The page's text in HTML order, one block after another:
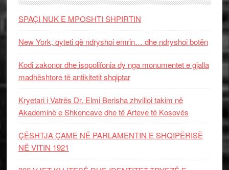
SPAÇI NUK E MPOSHTI SHPIRTIN
New York, qyteti që ndryshoi emrin… dhe ndryshoi botën
Kodi zakonor dhe isopolifonia dy nga monumentet e gjalla
madhështore të antikitetit shqiptar
Kryetari i Vatrës Dr. Elmi Berisha zhvilloi takim në
Akademinë e Shkencave dhe të Arteve të Kosovës
ÇËSHTJA ÇAME NË PARLAMENTIN E SHQIPËRISË
NË VITIN 1921